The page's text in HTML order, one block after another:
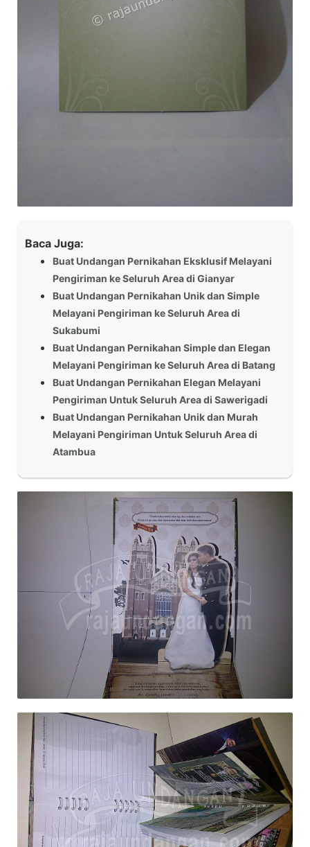
Baca Juga:
Buat Undangan Pernikahan Eksklusif Melayani
Pengiriman ke Seluruh Area di Gianyar
Buat Undangan Pernikahan Unik dan Simple
Melayani Pengiriman ke Seluruh Area di
Sukabumi
Buat Undangan Pernikahan Simple dan Elegan
Melayani Pengiriman ke Seluruh Area di Batang
Buat Undangan Pernikahan Elegan Melayani
Pengiriman Untuk Seluruh Area di Sawerigadi
Buat Undangan Pernikahan Unik dan Murah
Melayani Pengiriman Untuk Seluruh Area di
Atambua